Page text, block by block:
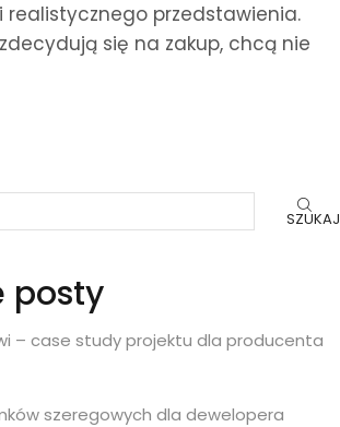
realistycznego przedstawienia.
się na zakup, chcą nie
SZUKAJ
posty
– case study projektu dla producenta
szeregowych dla dewelopera